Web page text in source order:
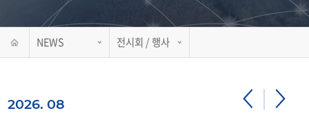
NEWS 전시회 / 행사
2026. 08